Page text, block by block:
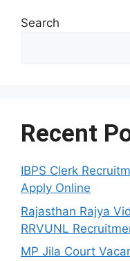
Search
Recent
IBPS Clerk
Apply Online
Rajasthan Rajya
RRVUNL
MP Jila Court